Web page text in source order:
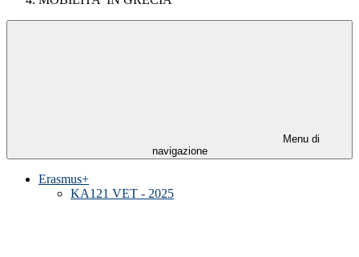
Menu di
navigazione
Erasmus+
KA121 VET - 2025